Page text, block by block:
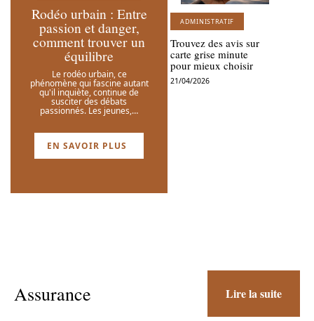
Rodéo urbain : Entre
passion et danger,
comment trouver un
équilibre
Le rodéo urbain, ce
phénomène qui fascine autant
qu'il inquiète, continue de
susciter des débats
passionnés. Les jeunes,…
EN SAVOIR PLUS
ADMINISTRATIF
Trouvez des avis sur
carte grise minute
pour mieux choisir
21/04/2026
Assurance Lire la suite